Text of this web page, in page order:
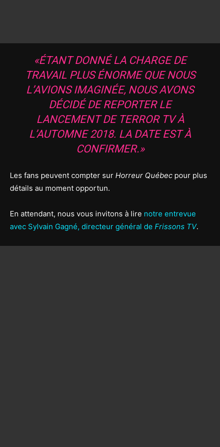
«ÉTANT DONNÉ LA CHARGE DE
TRAVAIL PLUS ÉNORME QUE NOUS
L’AVIONS IMAGINÉE, NOUS AVONS
DÉCIDÉ DE REPORTER LE
LANCEMENT DE TERROR TV À
L’AUTOMNE 2018. LA DATE EST À
CONFIRMER.»
Les fans peuvent compter sur Horreur Québec pour plus
détails au moment opportun.
En attendant, nous vous invitons à lire notre entrevue
avec Sylvain Gagné, directeur général de Frissons TV.